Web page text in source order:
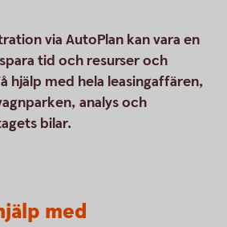
via AutoPlan kan vara en
tid och resurser och
hjälp med hela leasingaffären,
analys och
bilar.
med